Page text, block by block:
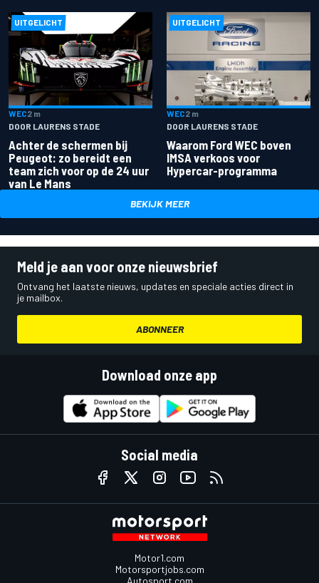
UITGELICHT
WEC2 m
DOOR LAURENS STADE
Achter de schermen bij
Peugeot: zo bereidt een
team zich voor op de 24 uur
van Le Mans
UITGELICHT
WEC2 m
DOOR LAURENS STADE
Waarom Ford WEC boven
IMSA verkoos voor
Hypercar-programma
BEKIJK MEER
Meld je aan voor onze nieuwsbrief
Ontvang het laatste nieuws, updates en speciale acties direct in
je mailbox.
ABONNEER
Download onze app
Social media
Motor1.com
Motorsportjobs.com
Autosport.com